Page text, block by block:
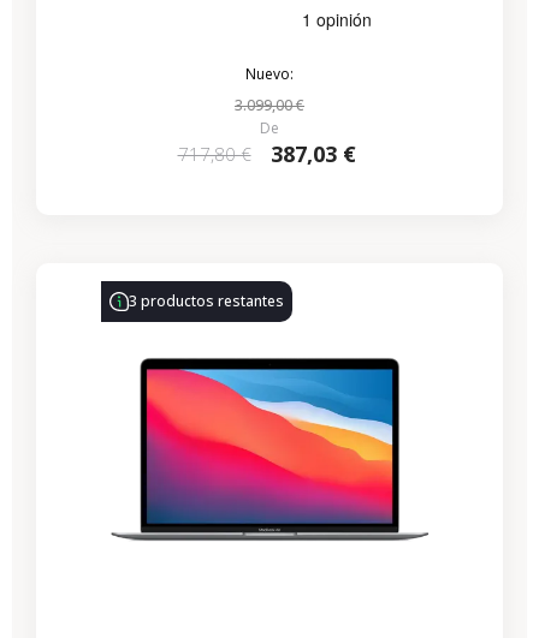
Nuevo:
3.099,00 €
De
717,80 € 387,03 €
3 productos restantes